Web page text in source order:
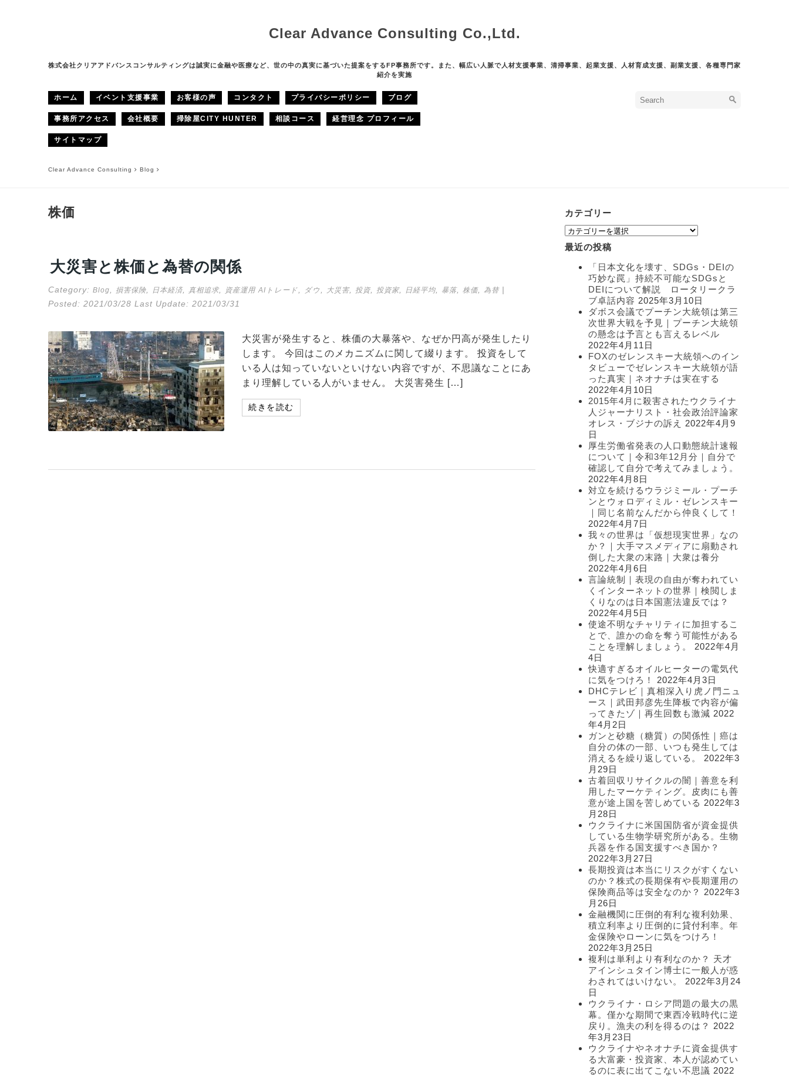
Clear Advance Consulting Co.,Ltd.
株式会社クリアアドバンスコンサルティングは誠実に金融や医療など、世の中の真実に基づいた提案をするFP事務所です。また、幅広い人脈で人材支援事業、清掃事業、起業支援、人材育成支援、副業支援、各種専門家
紹介を実施
ホーム イベント支援事業 お客様の声 コンタクト プライバシーポリシー ブログ
事務所アクセス 会社概要 掃除屋CITY HUNTER 相談コース 経営理念 プロフィール
サイトマップ
Clear Advance Consulting Blog
株価
大災害と株価と為替の関係
Category: Blog 損害保険 日本経済 真相追求, 資産運用 AIトレード ダウ 大災害, 投資 投資家, 日経平均 暴落, 株価, 為替|
Posted: 2021/03/28 Last Update: 2021/03/31
大災害が発生すると、株価の大暴落や、なぜか円高が発生したり
します。 今回はこのメカニズムに関して綴ります。 投資をして
いる人は知っていないといけない内容ですが、不思議なことにあ
まり理解している人がいません。 大災害発生 […]
続きを読む
カテゴリー
カ
テ
ゴ
最近の投稿
「日本文化を壊す、SDGs・DEIの
巧妙な罠」持続不可能なSDGsと
DEIについて解説 ロータリークラ
ブ卓話内容 2025年3月10日
ダボス会議でプーチン大統領は第三
次世界大戦を予見｜プーチン大統領
の懸念は予言とも言えるレベル
2022年4月11日
FOXのゼレンスキー大統領へのイン
タビューでゼレンスキー大統領が語
った真実｜ネオナチは実在する
2022年4月10日
2015年4月に殺害されたウクライナ
人ジャーナリスト・社会政治評論家
オレス・ブジナの訴え
2022年4月9
日
厚生労働省発表の人口動態統計速報
について｜令和3年12月分｜自分で
確認して自分で考えてみましょう。
2022年4月8日
対立を続けるウラジミール・プーチ
ンとウォロディミル・ゼレンスキー
｜同じ名前なんだから仲良くして！
2022年4月7日
我々の世界は「仮想現実世界」なの
か？｜大手マスメディアに扇動され
倒した大衆の末路｜大衆は養分
2022年4月6日
言論統制｜表現の自由が奪われてい
くインターネットの世界｜検閲しま
くりなのは日本国憲法違反では？
2022年4月5日
使途不明なチャリティに加担するこ
とで、誰かの命を奪う可能性がある
ことを理解しましょう。
2022年4月
4日
快適すぎるオイルヒーターの電気代
に気をつけろ！
2022年4月3日
DHCテレビ｜真相深入り虎ノ門ニュ
ース｜武田邦彦先生降板で内容が偏
ってきたゾ｜再生回数も激減 2022
年4月2日
ガンと砂糖（糖質）の関係性｜癌は
自分の体の一部、いつも発生しては
消えるを繰り返している。
2022年3
月29日
古着回収リサイクルの闇｜善意を利
用したマーケティング。皮肉にも善
意が途上国を苦しめている 2022年3
月28日
ウクライナに米国国防省が資金提供
している生物学研究所がある。生物
兵器を作る国支援すべき国か？
2022年3月27日
長期投資は本当にリスクがすくない
のか？株式の長期保有や長期運用の
保険商品等は安全なのか？
2022年3
月26日
金融機関に圧倒的有利な複利効果、
積立利率より圧倒的に貸付利率。年
金保険やローンに気をつけろ！
2022年3月25日
複利は単利より有利なのか？ 天才
アインシュタイン博士に一般人が惑
わされてはいけない。
2022年3月24
日
ウクライナ・ロシア問題の最大の黒
幕。僅かな期間で東西冷戦時代に逆
戻り。漁夫の利を得るのは？
2022
年3月23日
ウクライナやネオナチに資金提供す
る大富豪・投資家、本人が認めてい
るのに表に出てこない不思議 2022